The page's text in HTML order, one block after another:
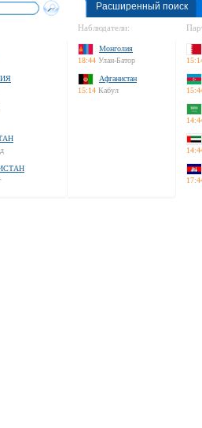
Расширенный поиск
Наблюдатели:
Монголия
18:44 Улан-Батор
Афганистан
15:14 Кабул